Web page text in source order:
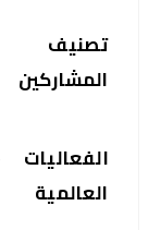
المشاركين
العالمية